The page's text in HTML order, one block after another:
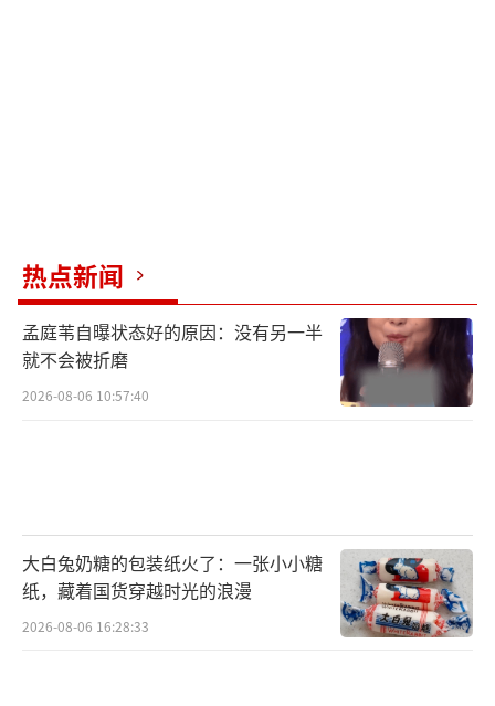
热点新闻
孟庭苇自曝状态好的原因：没有另一半
就不会被折磨
2026-08-06 10:57:40
大白兔奶糖的包装纸火了：一张小小糖
纸，藏着国货穿越时光的浪漫
2026-08-06 16:28:33